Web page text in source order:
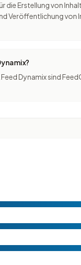
die Erstellung von
Veröffentlichung von
Dynamix sind